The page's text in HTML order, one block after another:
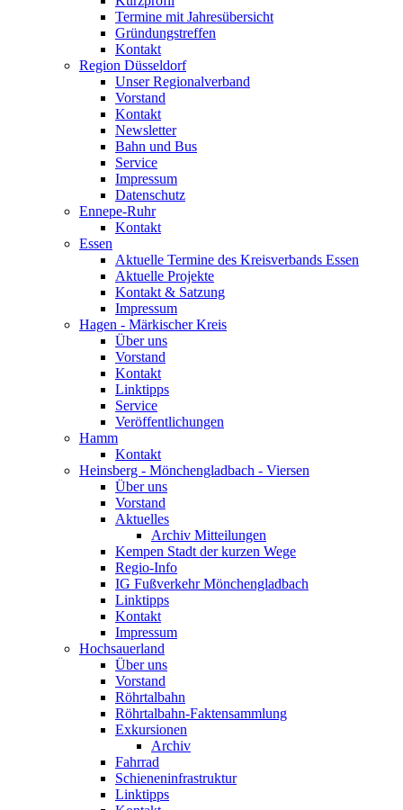
Termine mit Jahresübersicht
Gründungstreffen
Kontakt
Region Düsseldorf
Unser Regionalverband
Vorstand
Kontakt
Newsletter
Bahn und Bus
Service
Impressum
Datenschutz
Ennepe-Ruhr
Kontakt
Essen
Aktuelle Termine des Kreisverbands Essen
Aktuelle Projekte
Kontakt & Satzung
Impressum
Hagen - Märkischer Kreis
Über uns
Vorstand
Kontakt
Linktipps
Service
Veröffentlichungen
Hamm
Kontakt
Heinsberg - Mönchengladbach - Viersen
Über uns
Vorstand
Aktuelles
Archiv Mitteilungen
Kempen Stadt der kurzen Wege
Regio-Info
IG Fußverkehr Mönchengladbach
Linktipps
Kontakt
Impressum
Hochsauerland
Über uns
Vorstand
Röhrtalbahn
Röhrtalbahn-Faktensammlung
Exkursionen
Archiv
Fahrrad
Schieneninfrastruktur
Linktipps